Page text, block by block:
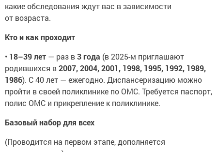
какие обследования ждут вас в зависимости
от возраста.
Кто и как проходит
• 18–39 лет — раз в3 года (в 2025-м приглашают
родившихся в2007, 2004, 2001, 1998, 1995, 1992, 1989,
1986). С 40 лет — ежегодно. Диспансеризацию можно
пройти в своей поликлинике по ОМС. Требуется паспорт,
полис ОМС и прикрепление к поликлинике.
Базовый набор для всех
(Проводится на первом этапе, дополняется